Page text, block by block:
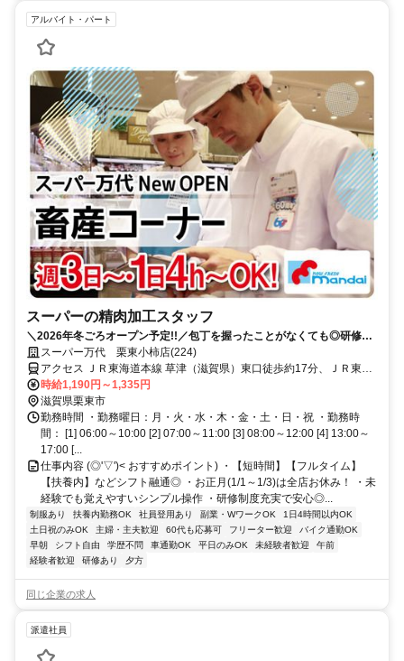
アルバイト・パート
スーパーの精肉加工スタッフ
＼2026年冬ごろオープン予定!!／包丁を握ったことがなくても◎研修充
実♪週3/4h～OK！
スーパー万代 栗東小柿店(224)
アクセス ＪＲ東海道本線 草津（滋賀県）東口徒歩約17分、ＪＲ東海
道本線 栗東東口徒歩約30分、ＪＲ草津線 手原南口徒歩約31分
時給1,190円～1,335円
滋賀県栗東市
勤務時間 ・勤務曜日：月・火・水・木・金・土・日・祝 ・勤務時
間： [1] 06:00～10:00 [2] 07:00～11:00 [3] 08:00～12:00 [4] 13:00～
17:00 [...
仕事内容 (◎'▽')< おすすめポイント) ・【短時間】【フルタイム】
【扶養内】などシフト融通◎ ・お正月(1/1～1/3)は全店お休み！ ・未
経験でも覚えやすいシンプル操作 ・研修制度充実で安心◎...
制服あり 扶養内勤務OK 社員登用あり 副業・WワークOK
1日4時間以内OK
土日祝のみOK
主婦・主夫歓迎 60代も応募可 フリーター歓迎
バイク通勤OK
早朝
シフト自由 学歴不問 車通勤OK 平日のみOK 未経験者歓迎
午前
経験者歓迎
研修あり 夕方
同じ企業の求人
派遣社員